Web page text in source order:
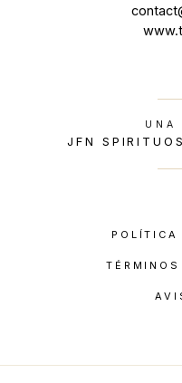
UNA
JFN
POLÍTICA